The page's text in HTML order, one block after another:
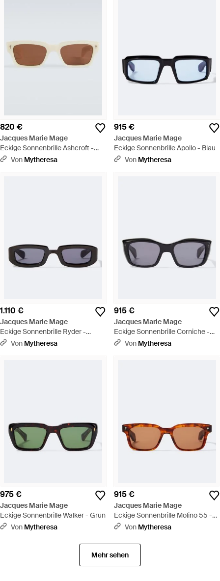
820 €
Jacques Marie Mage
Eckige Sonnenbrille Ashcroft -
Braun
Von Mytheresa
915 €
Jacques Marie Mage
Eckige Sonnenbrille Apollo - Blau
Von Mytheresa
1.110 €
Jacques Marie Mage
Eckige Sonnenbrille Ryder -
Schwarz
Von Mytheresa
915 €
Jacques Marie Mage
Eckige Sonnenbrille Corniche -
Schwarz
Von Mytheresa
975 €
Jacques Marie Mage
Eckige Sonnenbrille Walker - Grün
Von Mytheresa
915 €
Jacques Marie Mage
Eckige Sonnenbrille Molino 55 -
Braun
Von Mytheresa
Mehr sehen